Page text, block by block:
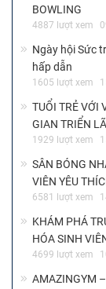
BOWLING
4887 lượt xem
Ngày hội Sức
hấp dẫn
1605 lượt xem
TUỔI TRẺ VỚI
GIAN TRIỂN
1929 lượt xem
SÂN BÓNG
VIÊN YÊU
6581 lượt xem
KHÁM PHÁ
HÓA SINH
4699 lượt xem
AMAZINGYM